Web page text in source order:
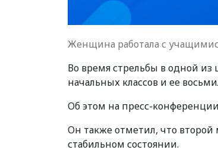
Женщина работала с
Во время стрельбы в одной из
начальных классов и ее
Об этом на пресс-
Он также отметил, что второй
стабильном состоянии.